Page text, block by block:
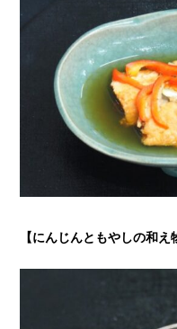
【にんじんともやしの和え